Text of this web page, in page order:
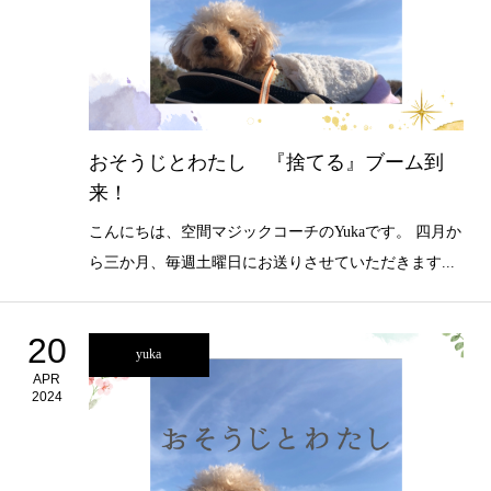
おそうじとわたし 『捨てる』ブーム到
来！
こんにちは、空間マジックコーチのYukaです。 四月か
ら三か月、毎週土曜日にお送りさせていただきます...
20
APR
2024
yuka